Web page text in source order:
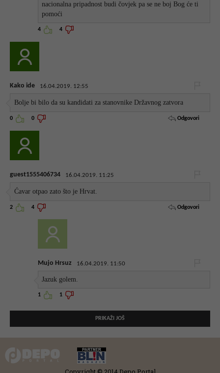
nacionalna pripadnost budi čovjek pa se ne boj Bog će ti
pomoći
4 4
Kako ide 16.04.2019. 12:55
Bolje bi bilo da su kandidati za stanovnike Državnog zatvora
0 0 Odgovori
guest1555406734 16.04.2019. 11:25
Ćavar otpao zato što je Hrvat.
2 4 Odgovori
Mujo Hrsuz 16.04.2019. 11:50
Jazuk golem.
1 1
PRIKAŽI JOŠ